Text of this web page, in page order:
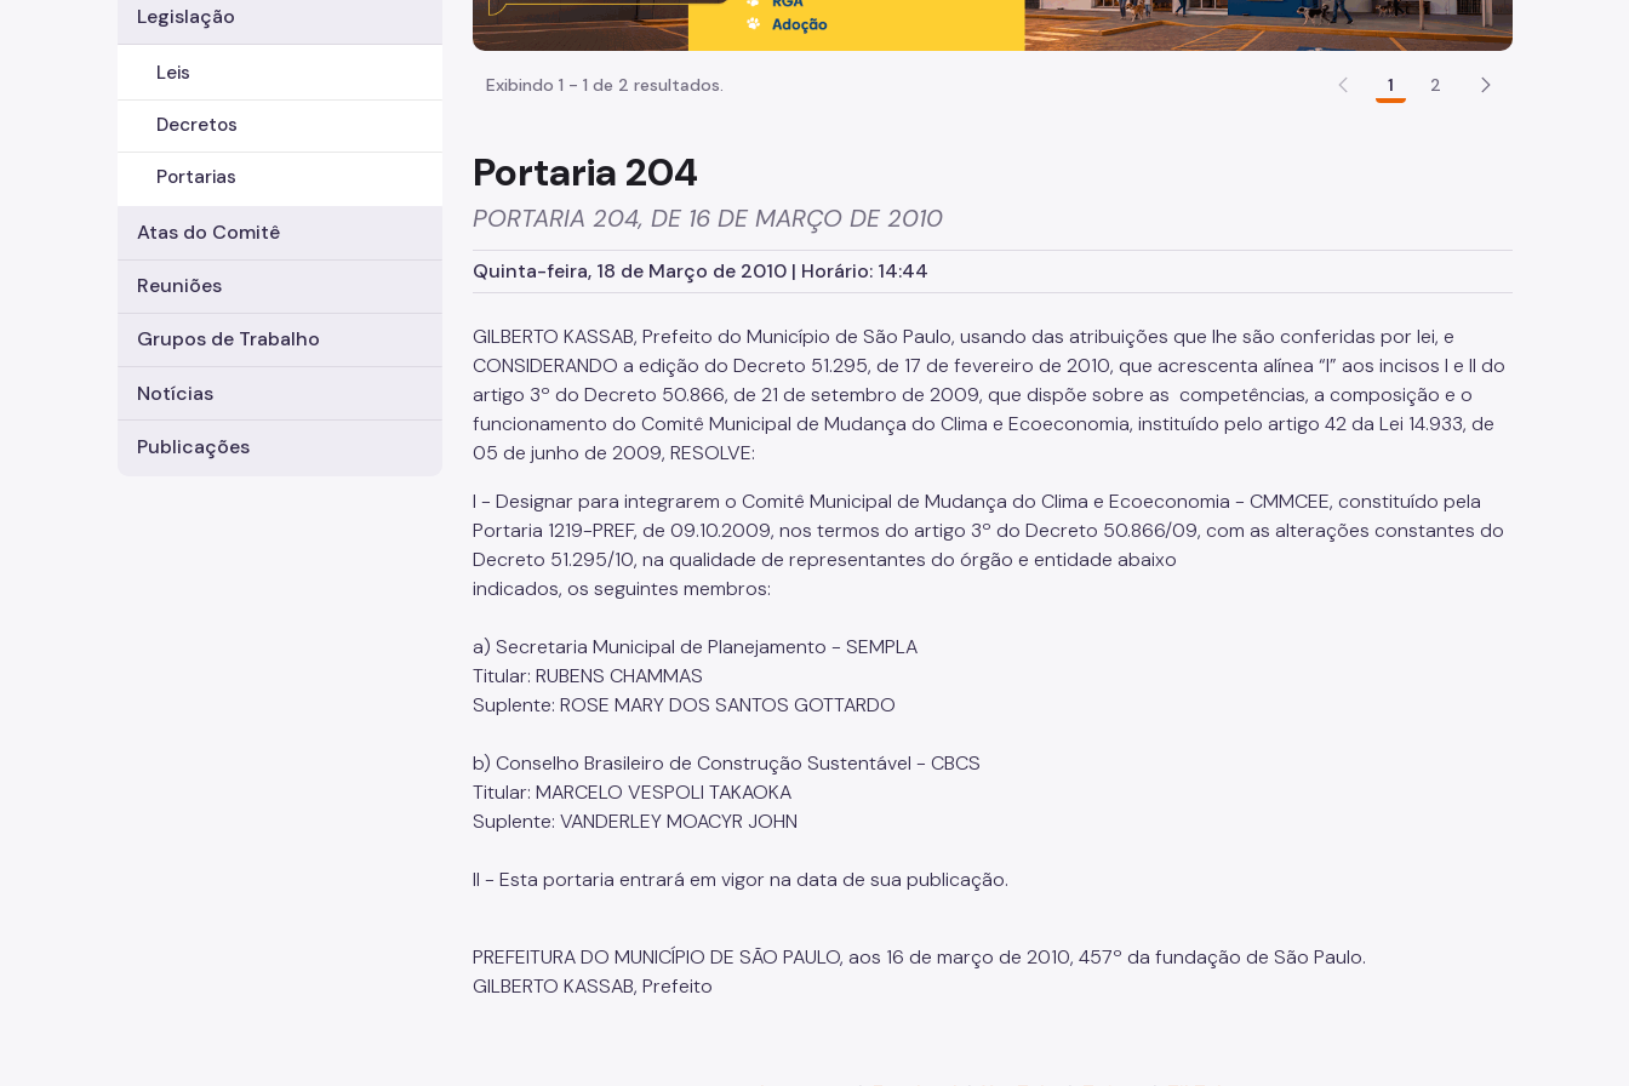
Legislação
Leis
Decretos
Portarias
Atas do Comitê
Reuniões
Grupos de Trabalho
Notícias
Publicações
Exibindo 1 - 1 de 2 resultados. 1 2
Portaria 204
PORTARIA 204, DE 16 DE MARÇO DE 2010
Quinta-feira, 18 de Março de 2010 | Horário: 14:44
GILBERTO KASSAB, Prefeito do Município de São Paulo, usando das atribuições que lhe são conferidas por lei, e
CONSIDERANDO a edição do Decreto 51.295, de 17 de fevereiro de 2010, que acrescenta alínea “I” aos incisos I e II do
artigo 3º do Decreto 50.866, de 21 de setembro de 2009, que dispõe sobre as competências, a composição e o
funcionamento do Comitê Municipal de Mudança do Clima e Ecoeconomia, instituído pelo artigo 42 da Lei 14.933, de
05 de junho de 2009, RESOLVE:
I - Designar para integrarem o Comitê Municipal de Mudança do Clima e Ecoeconomia - CMMCEE, constituído pela
Portaria 1219-PREF, de 09.10.2009, nos termos do artigo 3º do Decreto 50.866/09, com as alterações constantes do
Decreto 51.295/10, na qualidade de representantes do órgão e entidade abaixo
indicados, os seguintes membros:
a) Secretaria Municipal de Planejamento - SEMPLA
Titular: RUBENS CHAMMAS
Suplente: ROSE MARY DOS SANTOS GOTTARDO
b) Conselho Brasileiro de Construção Sustentável - CBCS
Titular: MARCELO VESPOLI TAKAOKA
Suplente: VANDERLEY MOACYR JOHN
II - Esta portaria entrará em vigor na data de sua publicação.
PREFEITURA DO MUNICÍPIO DE SÃO PAULO, aos 16 de março de 2010, 457º da fundação de São Paulo.
GILBERTO KASSAB, Prefeito